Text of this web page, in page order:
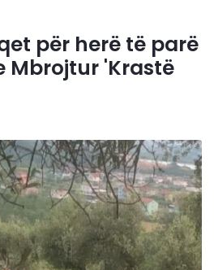
për herë të parë
Mbrojtur 'Krastë